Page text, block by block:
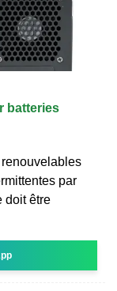
batteries
par
doit être